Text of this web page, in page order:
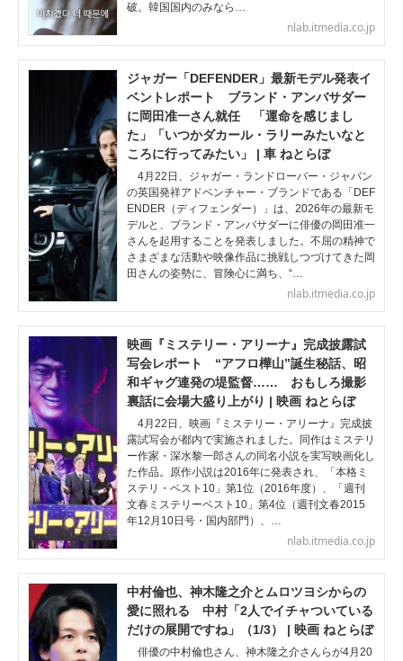
破。韓国国内のみなら…
nlab.itmedia.co.jp
ジャガー「DEFENDER」最新モデル発表イ
ベントレポート ブランド・アンバサダー
に岡田准一さん就任 「運命を感じまし
た」「いつかダカール・ラリーみたいなと
ころに行ってみたい」 | 車 ねとらぼ
4月22日、ジャガー・ランドローバー・ジャパン
の英国発祥アドベンチャー・ブランドである「DEF
ENDER（ディフェンダー）」は、2026年の最新モ
デルと、ブランド・アンバサダーに俳優の岡田准一
さんを起用することを発表しました。不屈の精神で
さまざまな活動や映像作品に挑戦しつづけてきた岡
田さんの姿勢に、冒険心に満ち、“…
nlab.itmedia.co.jp
映画『ミステリー・アリーナ』完成披露試
写会レポート “アフロ樺山”誕生秘話、昭
和ギャグ連発の堤監督…… おもしろ撮影
裏話に会場大盛り上がり | 映画 ねとらぼ
4月22日、映画『ミステリー・アリーナ』完成披
露試写会が都内で実施されました。同作はミステリ
ー作家・深水黎一郎さんの同名小説を実写映画化し
た作品。原作小説は2016年に発表され、「本格ミ
ステリ・ベスト10」第1位（2016年度）、「週刊
文春ミステリーベスト10」第4位（週刊文春2015
年12月10日号・国内部門）、…
nlab.itmedia.co.jp
中村倫也、神木隆之介とムロツヨシからの
愛に照れる 中村「2人でイチャついている
だけの展開ですね」（1/3） | 映画 ねとらぼ
俳優の中村倫也さん、神木隆之介さんらが4月20